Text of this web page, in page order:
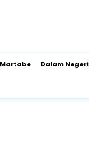
Martabe Dalam Negeri